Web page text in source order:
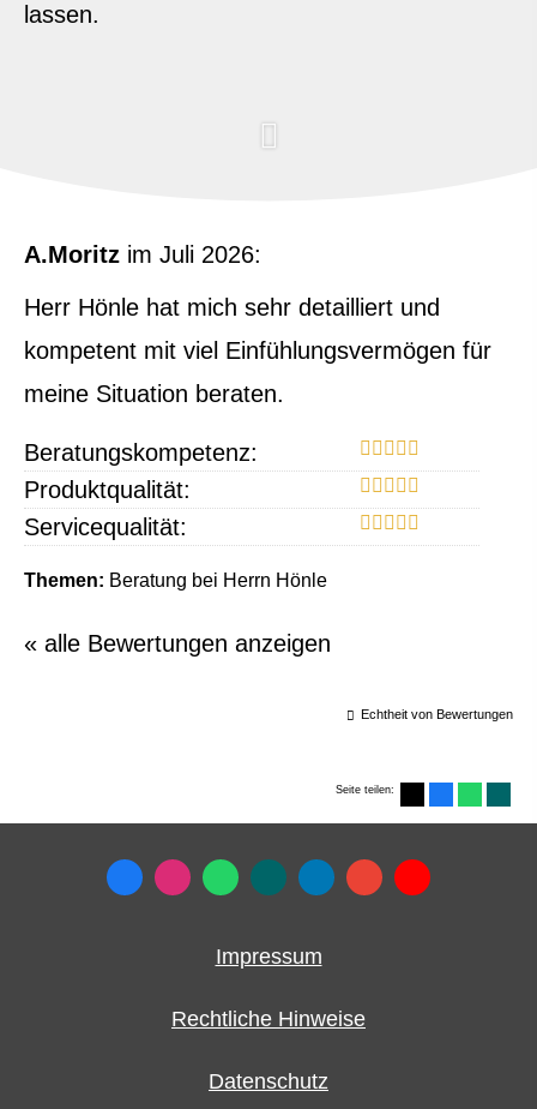
lassen.
A.Moritz im Juli 2026:
Herr Hönle hat mich sehr detailliert und
kompetent mit viel Einfühlungsvermögen für
meine Situation beraten.
Beratungskompetenz:
Produktqualität:
Servicequalität:
Themen: Beratung bei Herrn Hönle
« alle Bewertungen anzeigen
Echtheit von Bewertungen
Seite teilen:
Impressum
Rechtliche Hinweise
Datenschutz